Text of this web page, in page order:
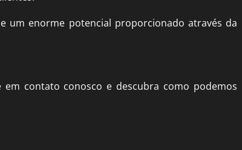
um enorme potencial proporcionado através da
contato conosco e descubra como podemos